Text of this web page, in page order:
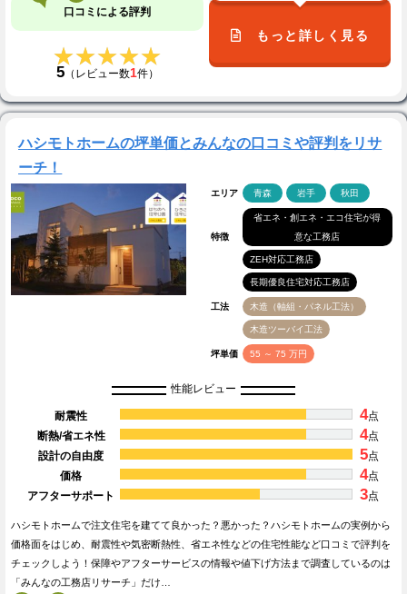
口コミによる評判
★★★★★
★★★★★
5（レビュー数1件）
もっと詳しく見る
ハシモトホームの坪単価とみんなの口コミや評判をリサ
ーチ！
エリア 青森 岩手 秋田
特徴
省エネ・創エネ・エコ住宅が得
意な工務店
ZEH対応工務店
長期優良住宅対応工務店
工法 木造（軸組・パネル工法）
木造ツーバイ工法
坪単価 55 ～ 75 万円
性能レビュー
耐震性 4点
断熱/省エネ性
4点
設計の自由度
5点
価格
4点
アフターサポート
3点
ハシモトホームで注文住宅を建てて良かった？悪かった？ハシモトホームの実例から
価格面をはじめ、耐震性や気密断熱性、省エネ性などの住宅性能など口コミで評判を
チェックしよう！保障やアフターサービスの情報や値下げ方法まで調査しているのは
「みんなの工務店リサーチ」だけ…